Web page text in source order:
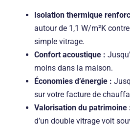
Isolation thermique
autour de 1,1 W/m²K
simple vitrage.
Confort acoustique :
moins dans la maison.
Économies d’énergie :
sur votre facture de
Valorisation du patrimoine
d’un double vitrage voit